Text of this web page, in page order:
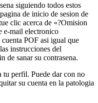
siguiendo todos estos
de inicio de sesion de
clic acerca de «?Omision
e-mail electronico
POF asi­ igual que
instrucciones del
de sanar su contrasena.
tu perfil. Puede dar con no
su cuenta en la patologi­a